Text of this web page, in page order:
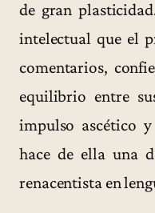
de gran
intelectual que el
comentarios,
equilibrio entre
impulso ascético
hace de ella una
renacentista en